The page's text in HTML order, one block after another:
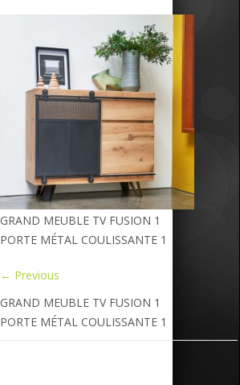
GRAND MEUBLE TV FUSION 1
PORTE MÉTAL COULISSANTE 1
← Previous
GRAND MEUBLE TV FUSION 1
PORTE MÉTAL COULISSANTE 1